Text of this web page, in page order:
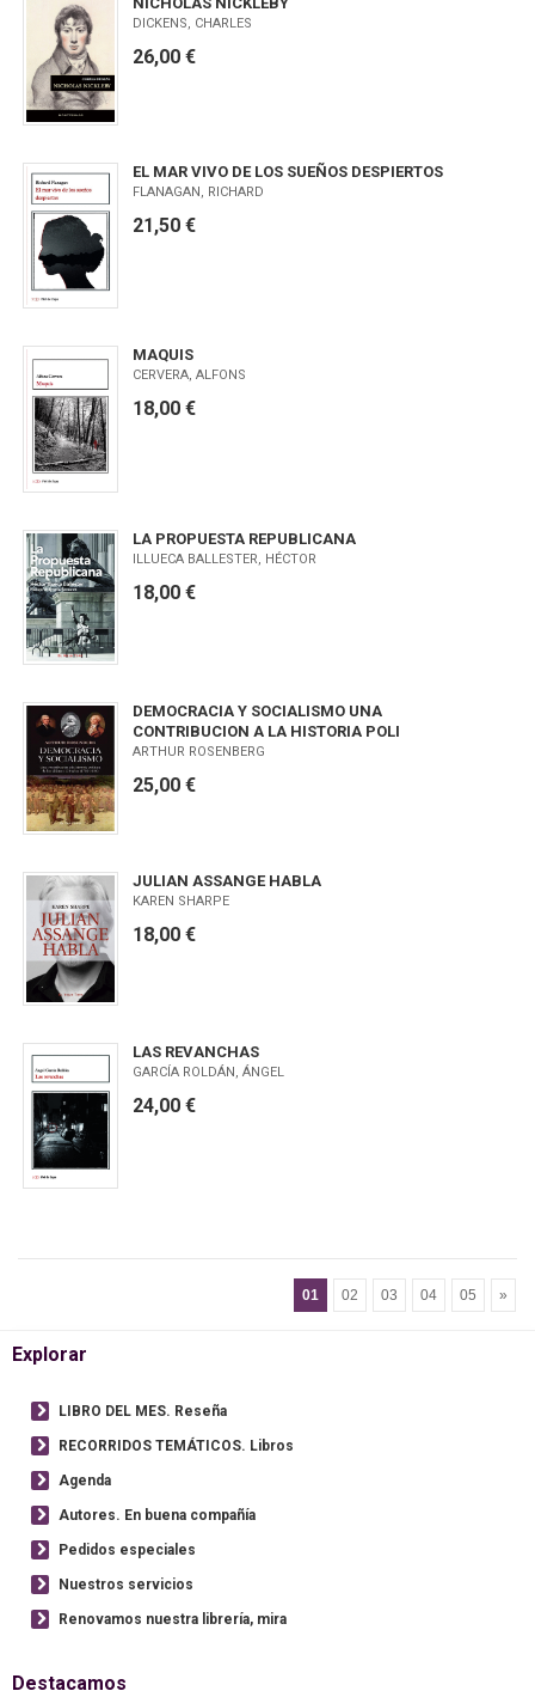
DICKENS, CHARLES
26,00 €
EL MAR VIVO DE LOS SUEÑOS DESPIERTOS
FLANAGAN, RICHARD
21,50 €
MAQUIS
CERVERA, ALFONS
18,00 €
LA PROPUESTA REPUBLICANA
ILLUECA BALLESTER, HÉCTOR
18,00 €
DEMOCRACIA Y SOCIALISMO UNA
CONTRIBUCION A LA HISTORIA POLI
ARTHUR ROSENBERG
25,00 €
JULIAN ASSANGE HABLA
KAREN SHARPE
18,00 €
LAS REVANCHAS
GARCÍA ROLDÁN, ÁNGEL
24,00 €
01 02 03 04 05 »
Explorar
LIBRO DEL MES. Reseña
RECORRIDOS TEMÁTICOS. Libros
Agenda
Autores. En buena compañía
Pedidos especiales
Nuestros servicios
Renovamos nuestra librería, mira
Destacamos